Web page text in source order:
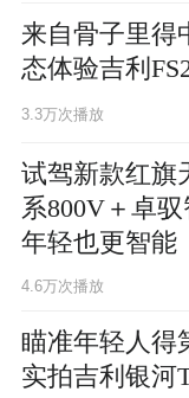
来自骨子里得
态体验吉利
3.3万次播放
试驾新款红旗
系800V＋卓
年轻也更智能
4.6万次播放
瞄准年轻人得
实拍吉利银河